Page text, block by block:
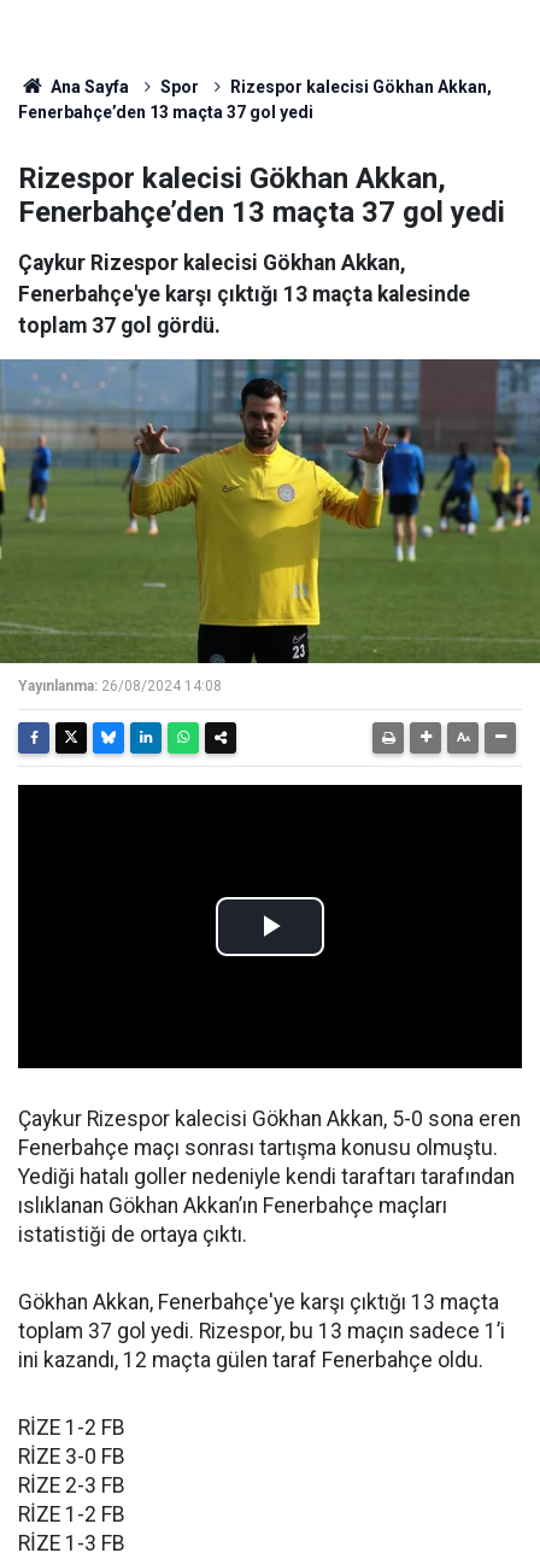
Ana Sayfa Spor
Rizespor kalecisi Gökhan Akkan,
Fenerbahçe’den 13 maçta 37 gol yedi
Rizespor kalecisi Gökhan Akkan,
Fenerbahçe’den 13 maçta 37 gol yedi
Çaykur Rizespor kalecisi Gökhan Akkan,
Fenerbahçe'ye karşı çıktığı 13 maçta kalesinde
toplam 37 gol gördü.
Yayınlanma: 26/08/2024 14:08
Çaykur Rizespor kalecisi Gökhan Akkan, 5-0 sona eren
Fenerbahçe maçı sonrası tartışma konusu olmuştu.
Yediği hatalı goller nedeniyle kendi taraftarı tarafından
ıslıklanan Gökhan Akkan’ın Fenerbahçe maçları
istatistiği de ortaya çıktı.
Gökhan Akkan, Fenerbahçe'ye karşı çıktığı 13 maçta
toplam 37 gol yedi. Rizespor, bu 13 maçın sadece 1’i
ini kazandı, 12 maçta gülen taraf Fenerbahçe oldu.
RİZE 1-2 FB
RİZE 3-0 FB
RİZE 2-3 FB
RİZE 1-2 FB
RİZE 1-3 FB